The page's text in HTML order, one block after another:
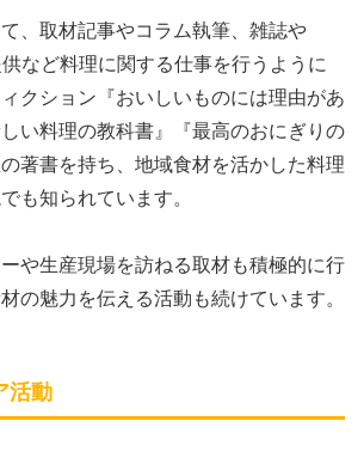
、取材記事やコラム執筆、雑誌や
など料理に関する仕事を行うように
クション『おいしいものには理由があ
い料理の教科書』『最高のおにぎりの
著書を持ち、地域食材を活かした料理
も知られています。
や生産現場を訪ねる取材も積極的に行
の魅力を伝える活動も続けています。
活動